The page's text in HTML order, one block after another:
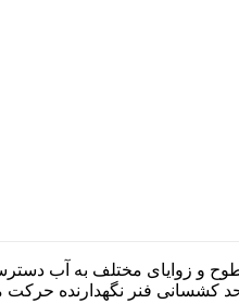
و زوایای مختلف به آب
حد کشسانی فنر نگهدارنده